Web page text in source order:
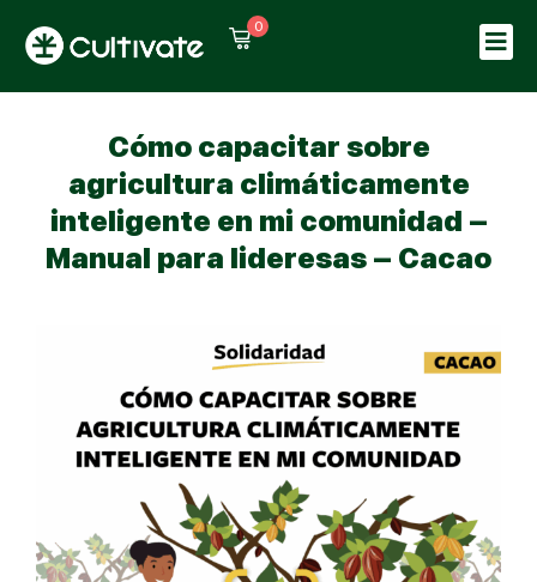
0
Cómo capacitar sobre
agricultura climáticamente
inteligente en mi comunidad –
Manual para lideresas – Cacao
Sign in
Don’t have an account?Sign up
Remember me Lost your password?